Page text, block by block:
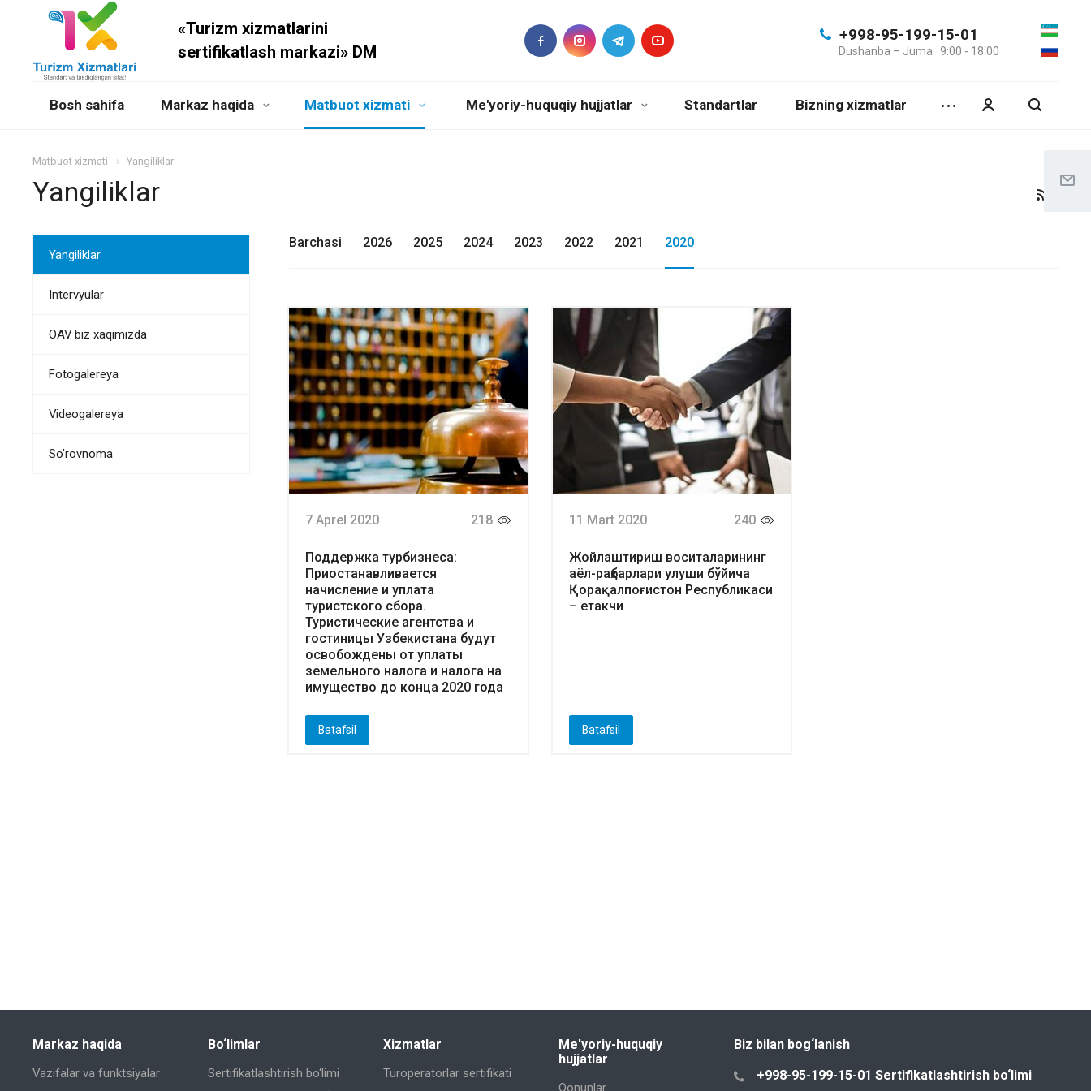
«Turizm xizmatlarini
sertifikatlash markazi» DM
+998-95-199-15-01
Dushanba – Juma: 9:00 - 18:00
Bosh sahifa Markaz haqida Matbuot xizmati Me'yoriy-huquqiy hujjatlar Standartlar Bizning xizmatlar
Matbuot xizmati Yangiliklar
Yangiliklar
Barchasi 2026 2025 2024 2023 2022 2021 2020
7 Aprel 2020 218
Поддержка турбизнеса:
Приостанавливается
начисление и уплата
туристского сбора.
Туристические агентства и
гостиницы Узбекистана будут
освобождены от уплаты
земельного налога и налога на
имущество до конца 2020 года
Batafsil
11 Mart 2020 240
Жойлаштириш воситаларининг
аёл-раҳбарлари улуши бўйича
Қорақалпоғистон Республикаси
– етакчи
Batafsil
Yangiliklar
Intervyular
OAV biz xaqimizda
Fotogalereya
Videogalereya
So'rovnoma
Markaz haqida
Vazifalar va funktsiyalar
Bo‘limlar
Sertifikatlashtirish bo‘limi
Xizmatlar
Turoperatorlar sertifikati
Me'yoriy-huquqiy
hujjatlar
Qonunlar
Biz bilan bog‘lanish
+998-95-199-15-01 Sertifikatlashtirish bo‘limi